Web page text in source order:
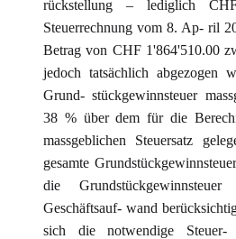
rückstellung – lediglich
Steuerrechnung vom 8. Ap- ril
Betrag von CHF 1'864'510.00
jedoch tatsächlich
Grund- stückgewinnsteuer
38 % über dem für die
massgeblichen Steuersatz
gesamte
die
Geschäftsauf- wand
sich die notwendige